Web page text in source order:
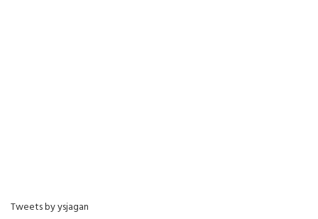
Tweets by ysjagan